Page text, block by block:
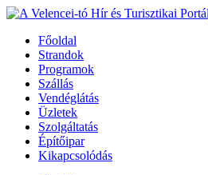
Főoldal
Strandok
Programok
Szállás
Vendéglátás
Üzletek
Szolgáltatás
Építőipar
Kikapcsolódás